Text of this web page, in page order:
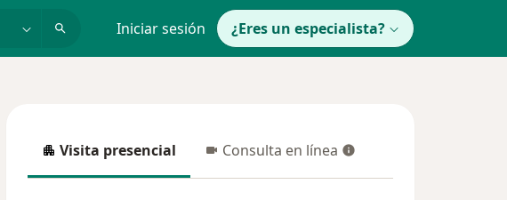
Iniciar sesión ¿Eres un especialista?
Visita presencial
Visita presencial Consulta en línea
Consulta en línea